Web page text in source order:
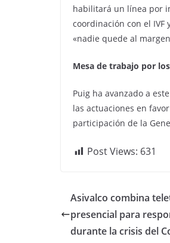
habilitará un línea por
coordinación con el IVF
«nadie quede al
Mesa de trabajo por
Puig ha avanzado a
las actuaciones en
participación de la
Post Views: 631
Asivalco combina
presencial para
durante la crisis del